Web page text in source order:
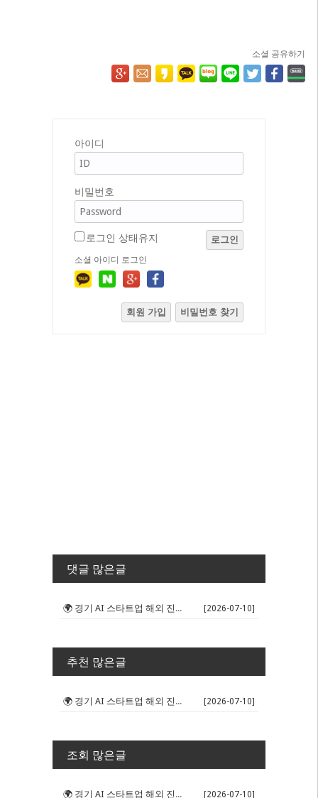
소셜 공유하기
아이디
비밀번호
로그인 상태유지 로그인
소셜 아이디 로그인
회원 가입 비밀번호 찾기
댓글 많은글
🌍 경기 AI 스타트업 해외 진출 판... [2026-07-10]
추천 많은글
🌍 경기 AI 스타트업 해외 진출 판... [2026-07-10]
조회 많은글
🌍 경기 AI 스타트업 해외 진출 판... [2026-07-10]